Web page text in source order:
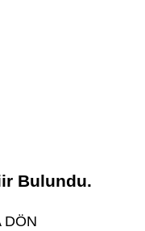
Bulundu.
DÖN